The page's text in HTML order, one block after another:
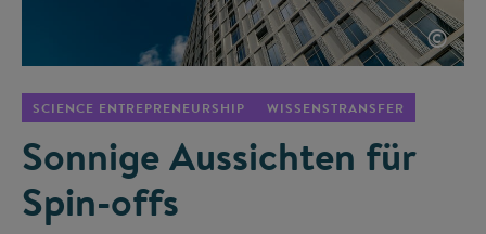
©
SCIENCE ENTREPRENEURSHIP WISSENSTRANSFER
Sonnige Aussichten für
Spin-offs